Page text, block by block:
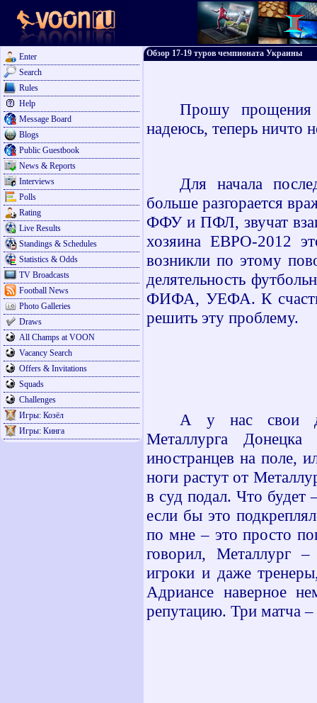
Enter
Search
Rules
Help
Message Board
Blogs
Public Guestbook
News & Reports
Interviews
Polls
Rating
Live Results
Standings & Schedules
Statistics & Odds
TV Broadcasts
Football News
Photo Galleries
Draws
All Champs at VOON
Vacancy Search
Offers & Invitations
Squads
Challenges
Игры: Козёл
Игры: Кинга
Обзор 17-19 туров чемпионата Украины
Прошу
надеюсь, теперь ничто
Для начала
больше разгорается
ФФУ и ПФЛ, звучат
хозяина ЕВРО-2012
возникли по этому
делятельность
ФИФА, УЕФА. К
решить эту проблему.
А у нас свои
Металлурга
иностранцев на поле,
ноги растут от
в суд подал. Что будет
если бы это
по мне – это просто
говорил, Металлург
игроки и даже
Адриансе наверное
репутацию. Три матча –